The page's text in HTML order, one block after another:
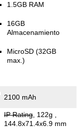
1.5GB RAM
16GB
Almacenamiento
MicroSD (32GB
max.)
2100 mAh
IP Rating, 122g
144.8x71.4x6.9 mm